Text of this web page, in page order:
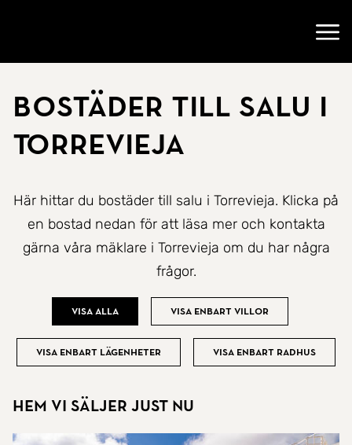
Bostäder till salu i
Torrevieja
Här hittar du bostäder till salu i Torrevieja. Klicka på
en bostad nedan för att läsa mer och kontakta
gärna våra mäklare i Torrevieja om du har några
frågor.
Visa alla Visa enbart villor
Visa enbart lägenheter Visa enbart radhus
Hem vi säljer just nu